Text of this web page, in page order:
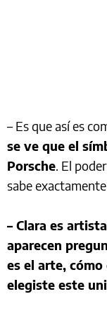
– Es que así es
se ve que el
Porsche. El
sabe
– Clara es
aparecen
es el arte,
elegiste este